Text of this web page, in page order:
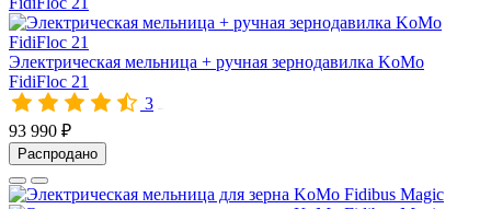
Электрическая мельница + ручная зернодавилка KoMo
FidiFloc 21
3
93 990 ₽
Распродано